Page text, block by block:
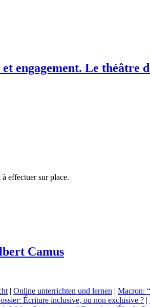
engagement. Le théâtre
effectuer sur place.
Camus
| Online unterrichten und lernen | Macron:
Écriture inclusive, ou non exclusive ? |